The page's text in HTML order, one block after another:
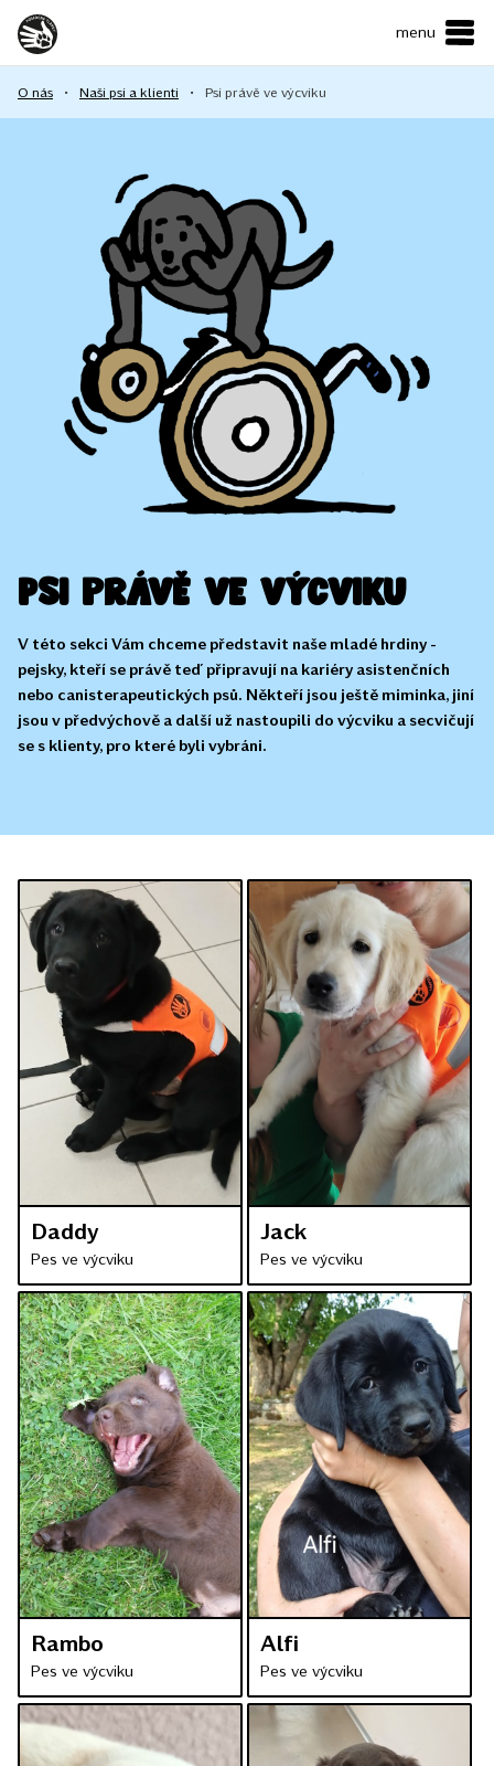
menu
O NÁS
JAK MŮŽETE POMOCI?
KONTAKTY
E-shop
Podpořit
O nás • Naši psi a klienti • Psi právě ve výcviku
Psi právě ve výcviku
V této sekci Vám chceme představit naše mladé hrdiny -
pejsky, kteří se právě teď připravují na kariéry asistenčních
nebo canisterapeutických psů. Někteří jsou ještě miminka, jiní
jsou v předvýchově a další už nastoupili do výcviku a secvičují
se s klienty, pro které byli vybráni.
Daddy
Pes ve výcviku
Jack
Pes ve výcviku
Rambo
Pes ve výcviku
Alfi
Pes ve výcviku